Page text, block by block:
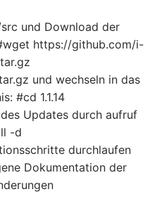
und Download der
https://github.com/i-
und wechseln in das
#cd 1.1.14
Updates durch aufruf
-d
durchlaufen
Dokumentation der